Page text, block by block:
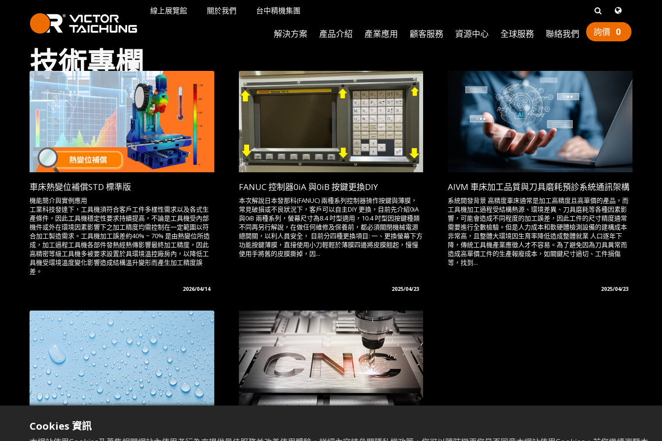
解決方案 產品介紹 產業應用 顧客服務 資源中心 全球服務 聯絡我們 0
線上展覽館 關於我們 台中精機集團
技術專欄
台中精機．精機造極
首頁 資源中心 技術專欄
車床熱變位補償STD 標準版
機能簡介與實例應用
工業科技發達下，工具機須符合客戶工件多樣性需求以及各式生
產條件，因此工具機穩定性要求持續提高，不論是工具機受內部
機件或外在環境因素影響下之加工精度均需控制在一定範圍以符
合加工製造需求。工具機加工誤差約40% ~ 70% 是由熱變位所造
成，加工過程工具機各部件發熱經熱傳影響最終加工精度，因此
高精密等級工具機多被要求設置於具環境溫控廠房內，以降低工
具機受環境溫度變化影響造成結構溫升變形而產生加工精度誤
差。
2026/04/14
FANUC 控制器0iA 與0iB 按鍵更換DIY
本次解說日本發那科(FANUC) 兩種系列控制器操作按鍵與薄膜，
常見破損或不良狀況下，客戶可以自主DIY 更換，目前先介紹0iA
與0iB 兩種系列，螢幕尺寸為8.4 吋型適用，10.4 吋型因按鍵種類
不同再另行解說，在做任何維修及保養前，都必須關閉機械電源
總開關，以利人員安全， 目前分四種更換項目: 一、更換螢幕下方
功能按鍵薄膜，直接使用小刀輕輕於薄膜四邊將皮膜翹起，慢慢
使用手將舊的皮膜撕掉，因...
2025/04/23
AIVM 車床加工品質與刀具磨耗預診系統通訊架構
系統開發背景 高精度車床通常是加工高精度且高單價的產品，而
工具機加工過程受結構熱源、環境差異、刀具磨耗等各種因素影
響，可能會造成不同程度的加工誤差，因此工件的尺寸精度通常
需要進行全數檢驗。但是人力成本和軟硬體檢測設備的建構成本
非常高，且整體大環境因生育率降低造成整體就業 人口逐年下
降，傳統工具機產業應徵人才不容易。為了避免因為刀具異常而
造成高單價工件的生產報廢成本，如關鍵尺寸過切、工件損傷
等，找到...
2025/04/23
從環境規劃著手，打造適宜的的加工作業環境
Cookies 資訊